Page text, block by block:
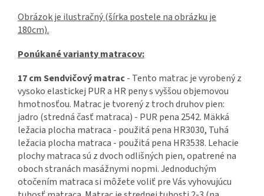
Obrázok je ilustračný (šírka postele na obrázku je
180cm).
Ponúkané varianty matracov:
17 cm Sendvičový matrac- Tento matrac je vyrobený z
vysoko elastickej PUR a HR peny s vyššou objemovou
hmotnosťou. Matrac je tvorený z troch druhov pien:
jadro (stredná časť matraca) - PUR pena 2542. Mäkká
ležacia plocha matraca - použitá pena HR3030, Tuhá
ležacia plocha matraca - použitá pena HR3538. Lehacie
plochy matraca sú z dvoch odlišných pien, opatrené na
oboch stranách masážnymi nopmi. Jednoduchým
otočením matraca si môžete voliť pre Vás vyhovujúcu